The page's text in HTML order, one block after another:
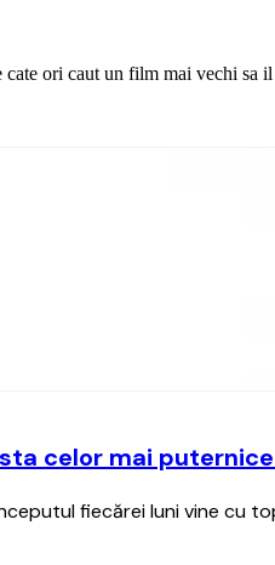
celor mai
fiecărei luni vine cu